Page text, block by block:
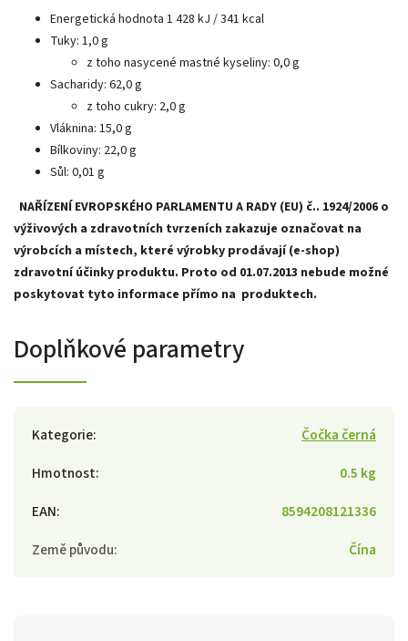
Energetická hodnota 1 428 kJ / 341 kcal
Tuky: 1,0 g
z toho nasycené mastné kyseliny: 0,0 g
Sacharidy: 62,0 g
z toho cukry: 2,0 g
Vláknina: 15,0 g
Bílkoviny: 22,0 g
Sůl: 0,01 g
NAŘÍZENÍ EVROPSKÉHO PARLAMENTU A RADY (EU) č.. 1924/2006 o
výživových a zdravotních tvrzeních zakazuje označovat na
výrobcích a místech, které výrobky prodávají (e-shop)
zdravotní účinky produktu. Proto od 01.07.2013 nebude možné
poskytovat tyto informace přímo na produktech.
Doplňkové parametry
Kategorie:
Čočka černá
Hmotnost:
0.5 kg
EAN:
8594208121336
Země původu: Čína